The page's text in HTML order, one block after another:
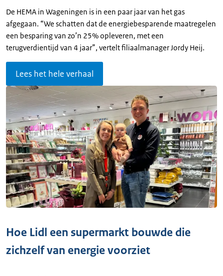
De HEMA in Wageningen is in een paar jaar van het gas
afgegaan. “We schatten dat de energiebesparende maatregelen
een besparing van zo’n 25% opleveren, met een
terugverdientijd van 4 jaar”, vertelt filiaalmanager Jordy Heij.
Lees het hele verhaal
Hoe Lidl een supermarkt bouwde die
zichzelf van energie voorziet